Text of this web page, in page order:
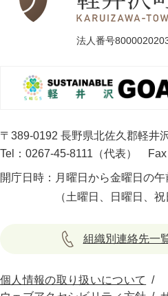
法人番号
〒389-0192 長野県北佐久郡軽井
Tel：0267-45-8111（代表）
開庁日時： 月曜日から金曜日の
（土曜日、日曜日、
組織別連絡先一
個人情報の取り扱いについて